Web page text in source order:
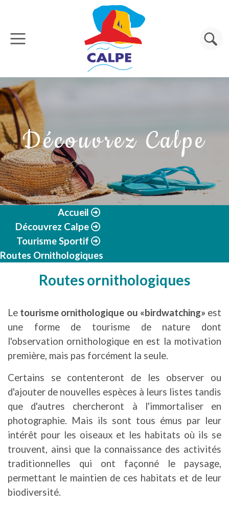
Aller au contenu principal
Rechercher
Découvrez Calpe
Accueil
Découvrez Calpe
Tourisme Sportif
Routes Ornithologiques
Routes ornithologiques
Le tourisme ornithologique ou «birdwatching» est
une forme de tourisme de nature dont
l'observation ornithologique en est la motivation
première, mais pas forcément la seule.
Certains se contenteront de les observer ou
d'ajouter de nouvelles espèces à leurs listes tandis
que d'autres chercheront à l'immortaliser en
photographie. Mais ils sont tous émus par leur
intérêt pour les oiseaux et les habitats où ils se
trouvent, ainsi que la connaissance des activités
traditionnelles qui ont façonné le paysage,
permettant le maintien de ces habitats et de leur
biodiversité.